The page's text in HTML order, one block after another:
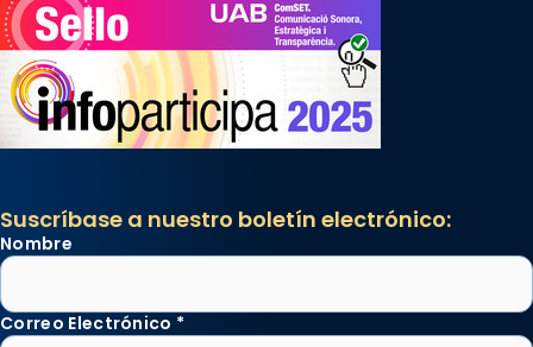
Suscríbase a nuestro boletín electrónico:
Nombre
Correo Electrónico *